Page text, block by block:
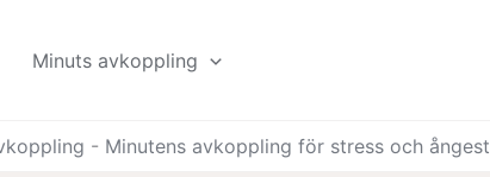
Minuts avkoppling
- Minutens avkoppling för stress och ångest